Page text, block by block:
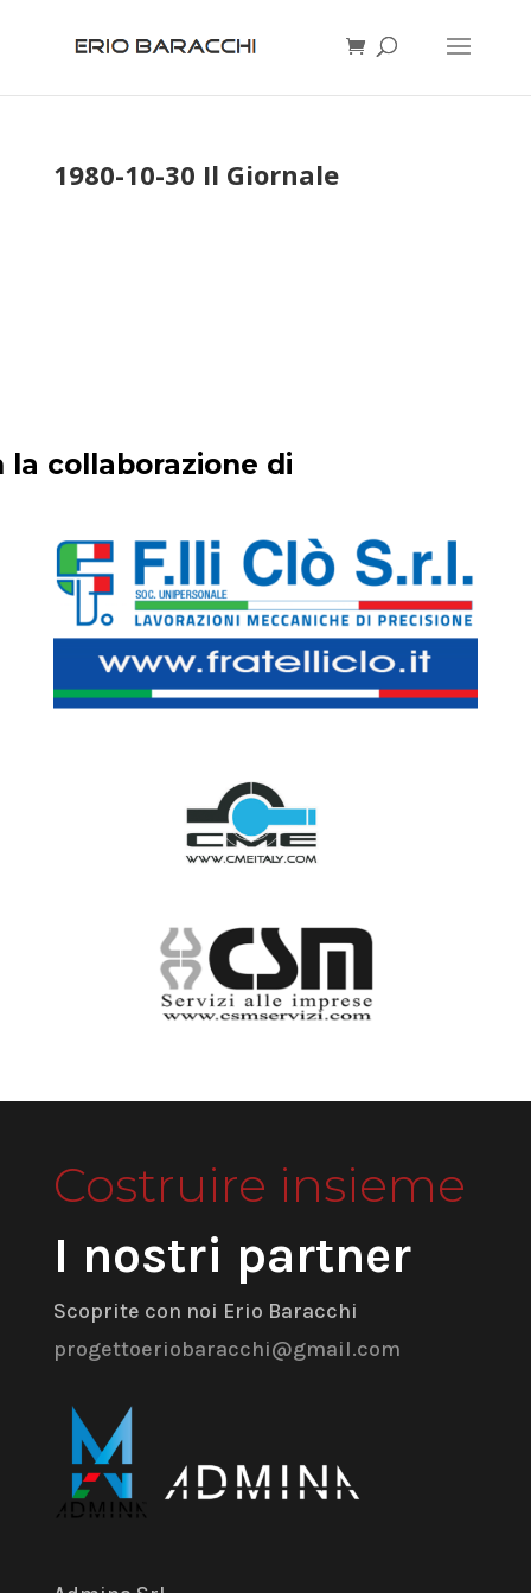
1980-10-30 Il Giornale
la collaborazione di
Costruire insieme
I nostri partner
Scoprite con noi Erio Baracchi
progettoeriobaracchi@gmail.com